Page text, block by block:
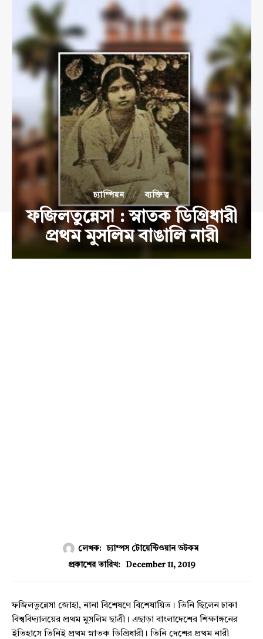
চ্যাম্পিয়ন ব্যক্তিত্ব
ফজিলতুন্নেসা : স্নাতক ডিগ্রিধারী
প্রথম মুসলিম বাঙালি নারী
লেখক:
চ্যাম্পস টোয়েন্টিওয়ান ডটকম
প্রকাশের তারিখ:
December 11, 2019
ফজিলতুন্নেসা জোহা, নানা বিশেষণে বিশেষায়িত। তিনি ছিলেন ঢাকা
বিশ্ববিদ্যালয়ের প্রথম মুসলিম ছাত্রী। এছাড়া বাংলাদেশের শিক্ষাঙ্গনের
ইতিহাসে তিনিই প্রথম স্নাতক ডিগ্রিধারী। তিনি দেশের প্রথম নারী